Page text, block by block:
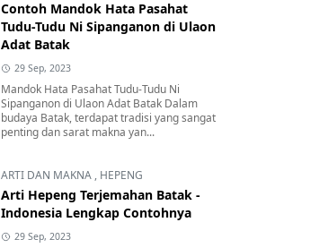
Contoh Mandok Hata Pasahat
Tudu-Tudu Ni Sipanganon di Ulaon
Adat Batak
29 Sep, 2023
Mandok Hata Pasahat Tudu-Tudu Ni
Sipanganon di Ulaon Adat Batak Dalam
budaya Batak, terdapat tradisi yang sangat
penting dan sarat makna yan...
ARTI DAN MAKNA , HEPENG
Arti Hepeng Terjemahan Batak -
Indonesia Lengkap Contohnya
29 Sep, 2023